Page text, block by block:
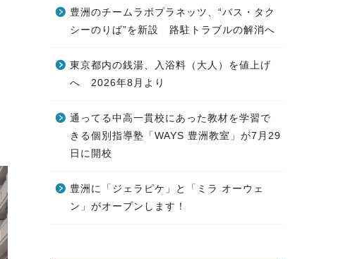
豊洲のチームラボプラネッツ、“バス・タク
シーのりば”を新設 路駐トラブルの解消へ
東京都内の銭湯、入浴料（大人）を値上げ
へ 2026年8月より
通ってる中高一貫校にあった教材を学習で
きる個別指導塾「WAYS 豊洲教室」が7月29
日に開校
豊洲に「ジェラピケ」と「ミラ オーウェ
ン」がオープンします！